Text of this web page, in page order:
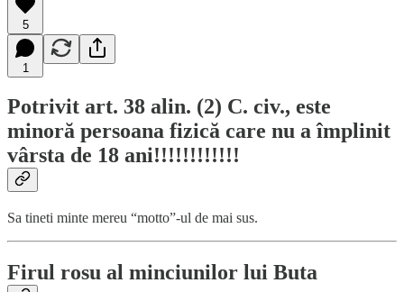
5
1
Potrivit art. 38 alin. (2) C. civ., este
minoră persoana fizică care nu a împlinit
vârsta de 18 ani!!!!!!!!!!!!
Sa tineti minte mereu “motto”-ul de mai sus.
Firul rosu al minciunilor lui Buta